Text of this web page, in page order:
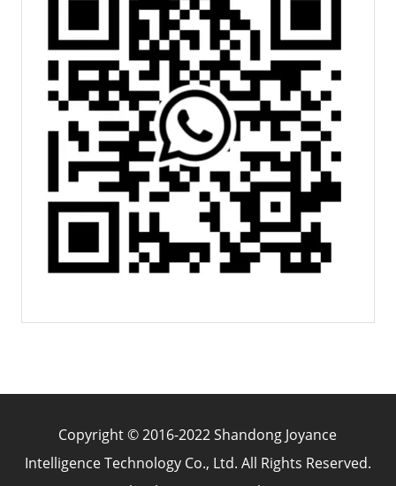
Copyright © 2016-2022 Shandong Joyance
Intelligence Technology Co., Ltd. All Rights Reserved.